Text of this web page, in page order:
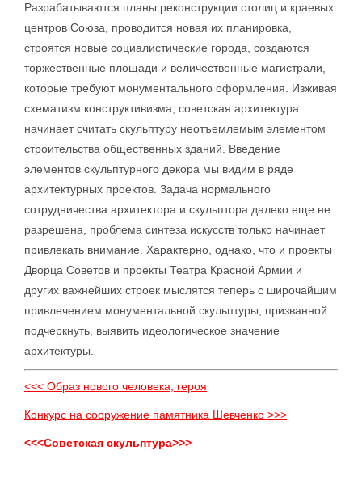
Разрабатываются планы реконструкции столиц и краевых
центров Союза, проводится новая их планировка,
строятся новые социалистические города, создаются
торжественные площади и величественные магистрали,
которые требуют монументального оформления. Изживая
схематизм конструктивизма, советская архитектура
начинает считать скульптуру неотъемлемым элементом
строительства общественных зданий. Введение
элементов скульптурного декора мы видим в ряде
архитектурных проектов. Задача нормального
сотрудничества архитектора и скульптора далеко еще не
разрешена, проблема синтеза искусств только начинает
привлекать внимание. Характерно, однако, что и проекты
Дворца Советов и проекты Театра Красной Армии и
других важнейших строек мыслятся теперь с широчайшим
привлечением монументальной скульптуры, призванной
подчеркнуть, выявить идеологическое значение
архитектуры.
<<< Образ нового человека, героя
Конкурс на сооружение памятника Шевченко >>>
<<<Советская скульптура>>>